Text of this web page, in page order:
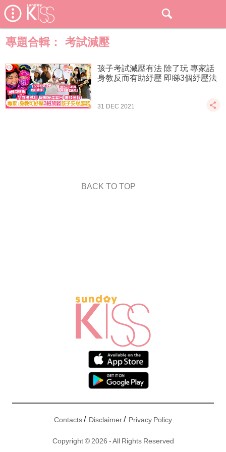
專題合輯： 考試減壓
孩子考試減壓有法 除了玩 專家話
身教反而有助紓壓 即睇3個紓壓法
31 DEC 2021
BACK TO TOP
Contacts/ Disclaimer/ Privacy Policy
Copyright © 2026 - All Rights Reserved